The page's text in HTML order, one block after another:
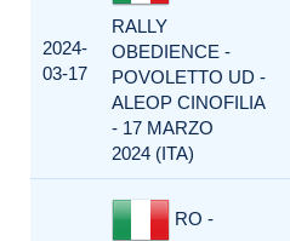
2024-
03-17
RALLY
OBEDIENCE -
POVOLETTO UD -
ALEOP CINOFILIA
- 17 MARZO
2024 (ITA)
RO -